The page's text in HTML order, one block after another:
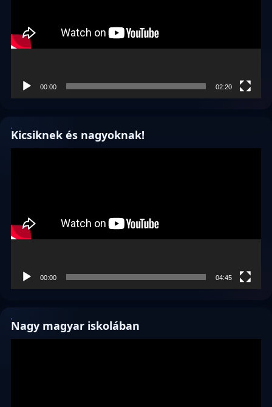
00:00 02:20
Kicsiknek és nagyoknak!
00:00 04:45
Nagy magyar iskolában